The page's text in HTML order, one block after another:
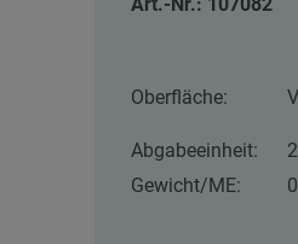
Oberfläche:
Abgabeeinheit:
Gewicht/ME: